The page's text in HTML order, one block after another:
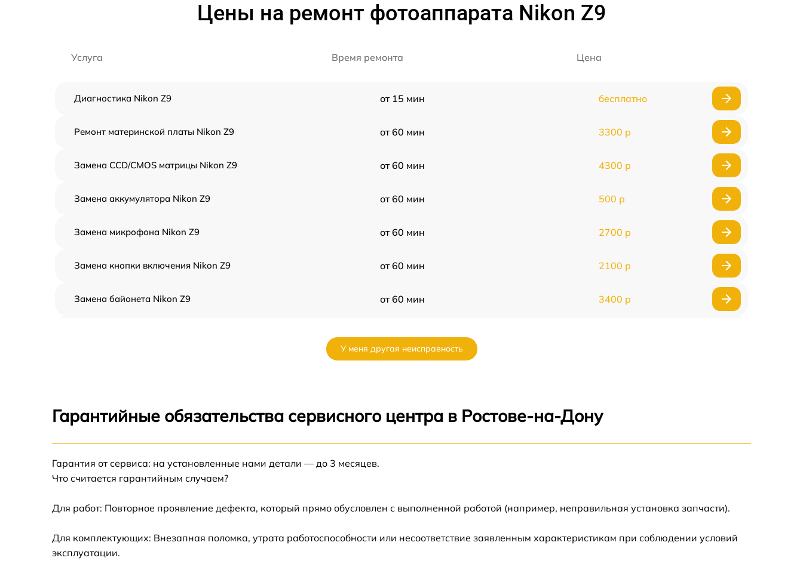
Цены на ремонт фотоаппарата Nikon Z9
Услуга Время ремонта Цена
Диагностика Nikon Z9 от 15 мин бесплатно
Ремонт материнской платы Nikon Z9 от 60 мин 3300 р
Замена CCD/CMOS матрицы Nikon Z9 от 60 мин 4300 р
Замена аккумулятора Nikon Z9 от 60 мин 500 р
Замена микрофона Nikon Z9 от 60 мин 2700 р
Замена кнопки включения Nikon Z9 от 60 мин 2100 р
Замена байонета Nikon Z9 от 60 мин 3400 р
Замена затвора Nikon Z9
Замена контроллера питания Nikon Z9 от 60 мин 2500 р
У меня другая неисправность
Гарантийные обязательства сервисного центра в Ростове-на-Дону
Гарантия от сервиса: на установленные нами детали — до 3 месяцев.
Что считается гарантийным случаем?
Для работ: Повторное проявление дефекта, который прямо обусловлен с выполненной работой (например, неправильная установка запчасти).
Для комплектующих: Внезапная поломка, утрата работоспособности или несоответствие заявленным характеристикам при соблюдении условий
эксплуатации.